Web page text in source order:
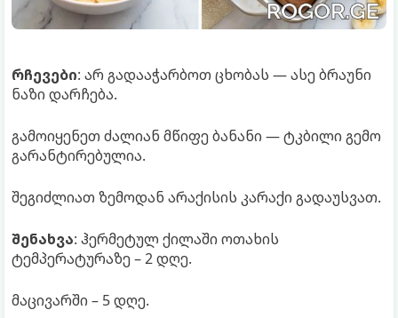
რჩევები: არ გადააჭარბოთ ცხობას — ასე ბრაუნი
ნაზი დარჩება.
გამოიყენეთ ძალიან მწიფე ბანანი — ტკბილი გემო
გარანტირებულია.
შეგიძლიათ ზემოდან არაქისის კარაქი გადაუსვათ.
შენახვა: ჰერმეტულ ქილაში ოთახის
ტემპერატურაზე – 2 დღე.
მაცივარში – 5 დღე.